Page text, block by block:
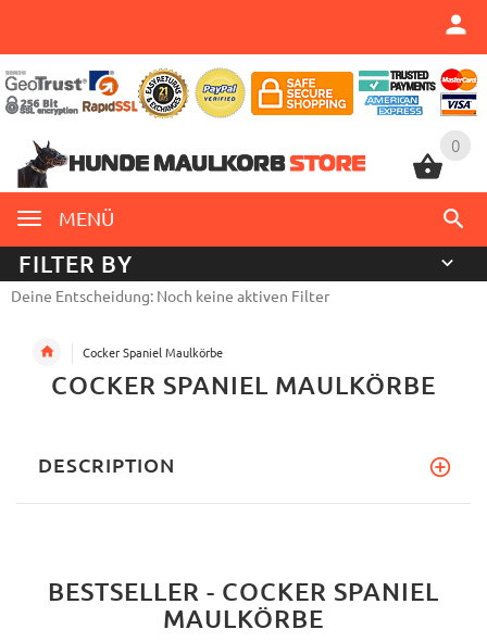
0
MENÜ
0
FILTER BY
Deine Entscheidung: Noch keine aktiven Filter
Cocker Spaniel Maulkörbe
COCKER SPANIEL MAULKÖRBE
DESCRIPTION
BESTSELLER - COCKER SPANIEL
MAULKÖRBE